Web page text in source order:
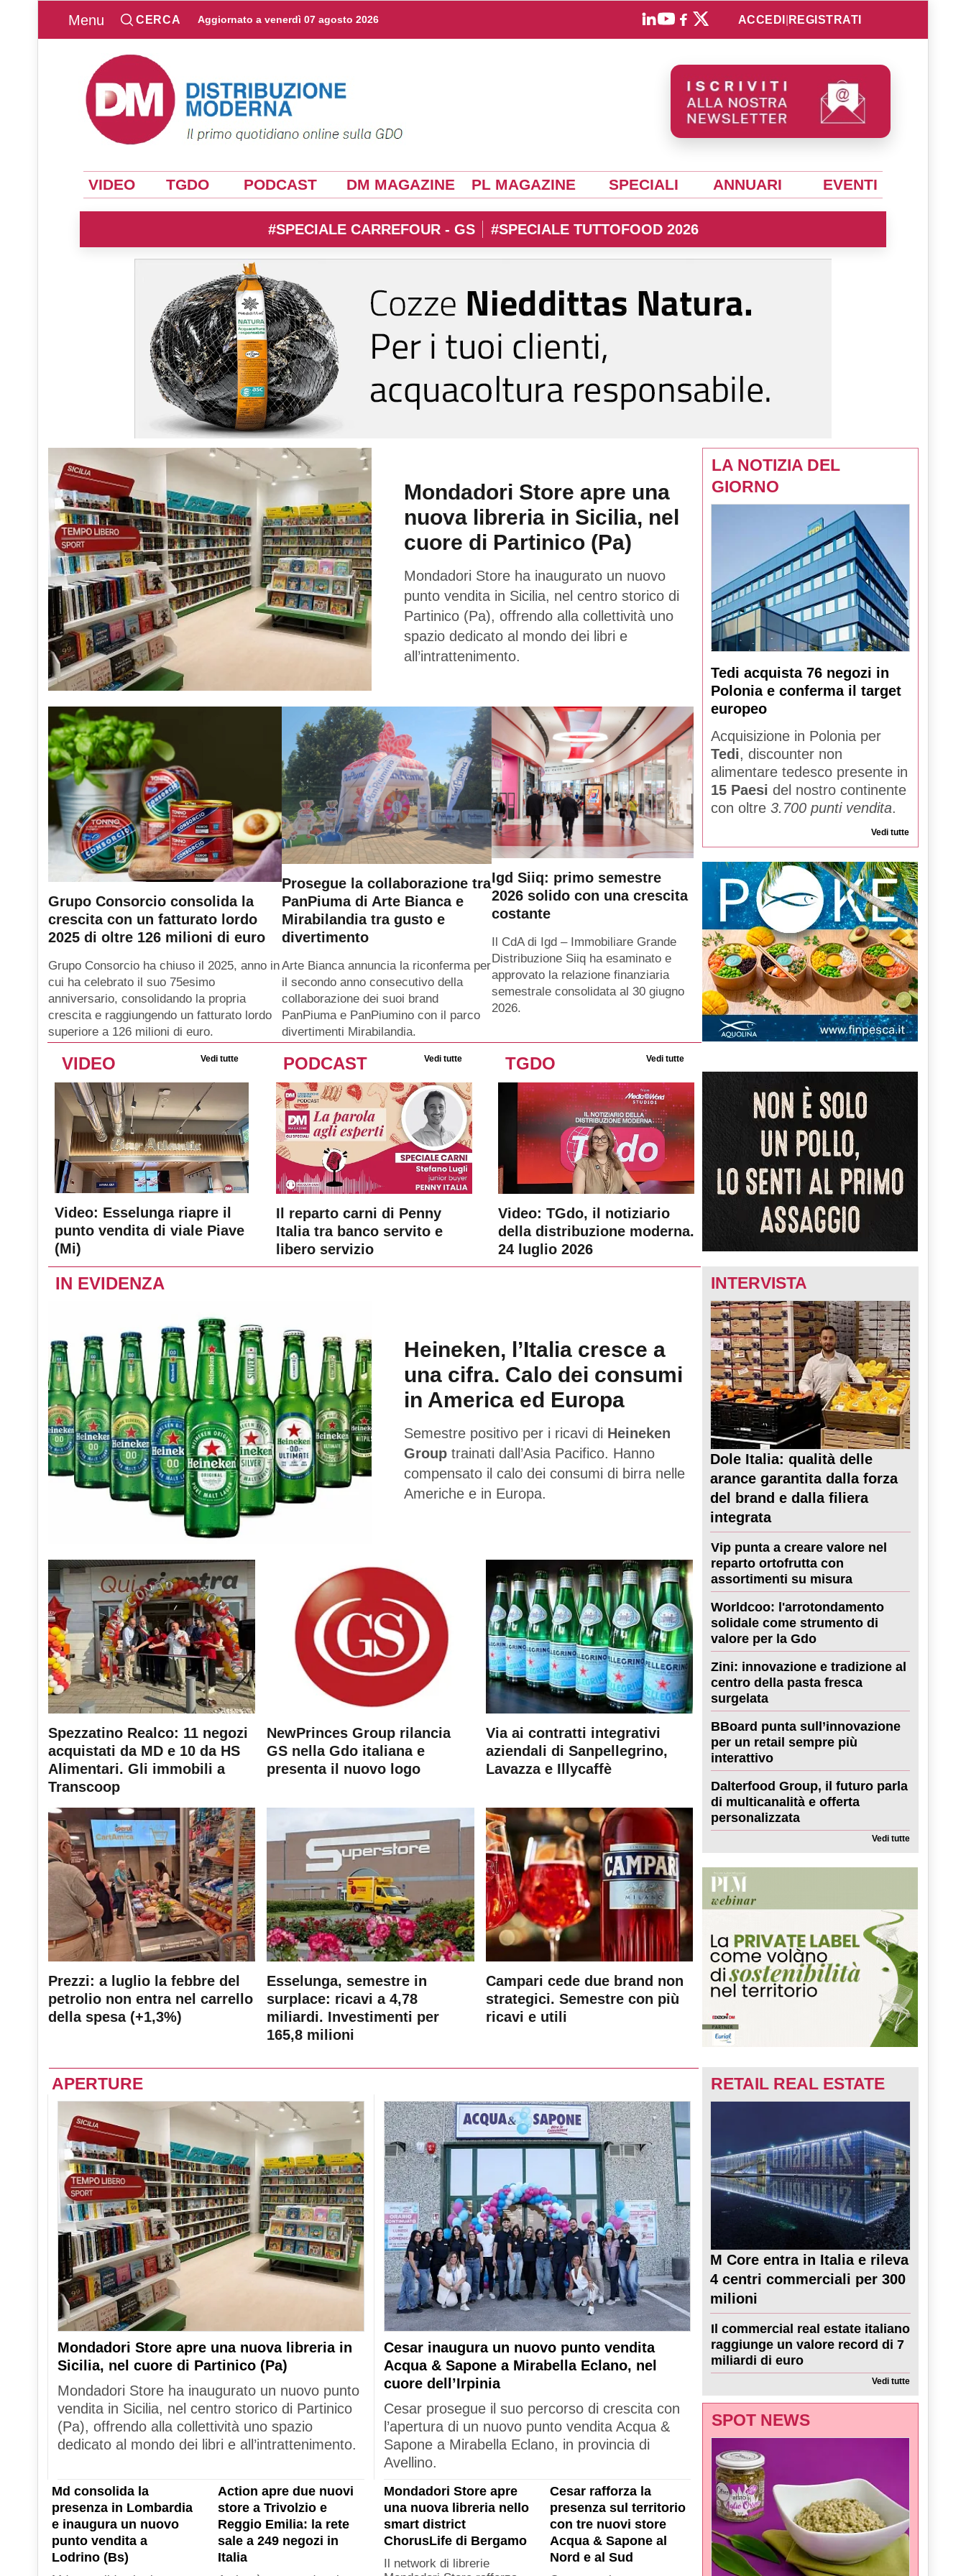
Menu CERCA Aggiornato a venerdì 07 agosto 2026 ACCEDI REGISTRATI
VIDEO TGDO PODCAST DM MAGAZINE PL MAGAZINE SPECIALI ANNUARI EVENTI
#SPECIALE CARREFOUR - GS #SPECIALE TUTTOFOOD 2026
Mondadori Store apre una
nuova libreria in Sicilia, nel
cuore di Partinico (Pa)
Mondadori Store ha inaugurato un nuovo
punto vendita in Sicilia, nel centro storico di
Partinico (Pa), offrendo alla collettività uno
spazio dedicato al mondo dei libri e
all’intrattenimento.
Grupo Consorcio consolida la
crescita con un fatturato lordo
2025 di oltre 126 milioni di euro
Grupo Consorcio ha chiuso il 2025, anno in
cui ha celebrato il suo 75esimo
anniversario, consolidando la propria
crescita e raggiungendo un fatturato lordo
superiore a 126 milioni di euro.
Prosegue la collaborazione tra
PanPiuma di Arte Bianca e
Mirabilandia tra gusto e
divertimento
Arte Bianca annuncia la riconferma per
il secondo anno consecutivo della
collaborazione dei suoi brand
PanPiuma e PanPiumino con il parco
divertimenti Mirabilandia.
Igd Siiq: primo semestre
2026 solido con una crescita
costante
Il CdA di Igd – Immobiliare Grande
Distribuzione Siiq ha esaminato e
approvato la relazione finanziaria
semestrale consolidata al 30 giugno
2026.
LA NOTIZIA DEL
GIORNO
Tedi acquista 76 negozi in
Polonia e conferma il target
europeo
Acquisizione in Polonia per
Tedi, discounter non
alimentare tedesco presente in
15 Paesi del nostro continente
con oltre 3.700 punti vendita.
Vedi tutte
VIDEO Vedi tutte
Video: Esselunga riapre il
punto vendita di viale Piave
(Mi)
PODCAST Vedi tutte
Il reparto carni di Penny
Italia tra banco servito e
libero servizio
TGDO Vedi tutte
Video: TGdo, il notiziario
della distribuzione moderna.
24 luglio 2026
IN EVIDENZA
Heineken, l’Italia cresce a
una cifra. Calo dei consumi
in America ed Europa
Semestre positivo per i ricavi di Heineken
Group trainati dall’Asia Pacifico. Hanno
compensato il calo dei consumi di birra nelle
Americhe e in Europa.
Spezzatino Realco: 11 negozi
acquistati da MD e 10 da HS
Alimentari. Gli immobili a
Transcoop
NewPrinces Group rilancia
GS nella Gdo italiana e
presenta il nuovo logo
Via ai contratti integrativi
aziendali di Sanpellegrino,
Lavazza e Illycaffè
Prezzi: a luglio la febbre del
petrolio non entra nel carrello
della spesa (+1,3%)
Esselunga, semestre in
surplace: ricavi a 4,78
miliardi. Investimenti per
165,8 milioni
Campari cede due brand non
strategici. Semestre con più
ricavi e utili
INTERVISTA
Dole Italia: qualità delle
arance garantita dalla forza
del brand e dalla filiera
integrata
Vip punta a creare valore nel
reparto ortofrutta con
assortimenti su misura
Worldcoo: l'arrotondamento
solidale come strumento di
valore per la Gdo
Zini: innovazione e tradizione al
centro della pasta fresca
surgelata
BBoard punta sull’innovazione
per un retail sempre più
interattivo
Dalterfood Group, il futuro parla
di multicanalità e offerta
personalizzata
Vedi tutte
APERTURE
Mondadori Store apre una nuova libreria in
Sicilia, nel cuore di Partinico (Pa)
Mondadori Store ha inaugurato un nuovo punto
vendita in Sicilia, nel centro storico di Partinico
(Pa), offrendo alla collettività uno spazio
dedicato al mondo dei libri e all’intrattenimento.
Cesar inaugura un nuovo punto vendita
Acqua & Sapone a Mirabella Eclano, nel
cuore dell’Irpinia
Cesar prosegue il suo percorso di crescita con
l’apertura di un nuovo punto vendita Acqua &
Sapone a Mirabella Eclano, in provincia di
Avellino.
Md consolida la
presenza in Lombardia
e inaugura un nuovo
punto vendita a
Lodrino (Bs)
Action apre due nuovi
store a Trivolzio e
Reggio Emilia: la rete
sale a 249 negozi in
Italia
Mondadori Store apre
una nuova libreria nello
smart district
ChorusLife di Bergamo
Il network di librerie
Cesar rafforza la
presenza sul territorio
con tre nuovi store
Acqua & Sapone al
Nord e al Sud
RETAIL REAL ESTATE
M Core entra in Italia e rileva
4 centri commerciali per 300
milioni
Il commercial real estate italiano
raggiunge un valore record di 7
miliardi di euro
Vedi tutte
SPOT NEWS